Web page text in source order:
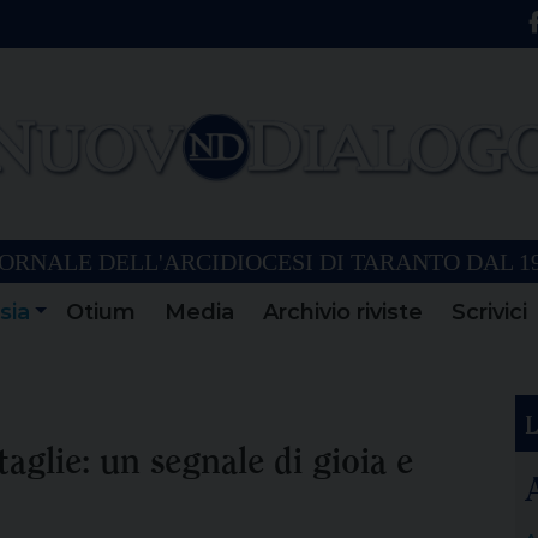
DELL'ARCIDIOCESI DI TARANTO DAL
Otium Media Archivio riviste Scrivici
un segnale di gioia e